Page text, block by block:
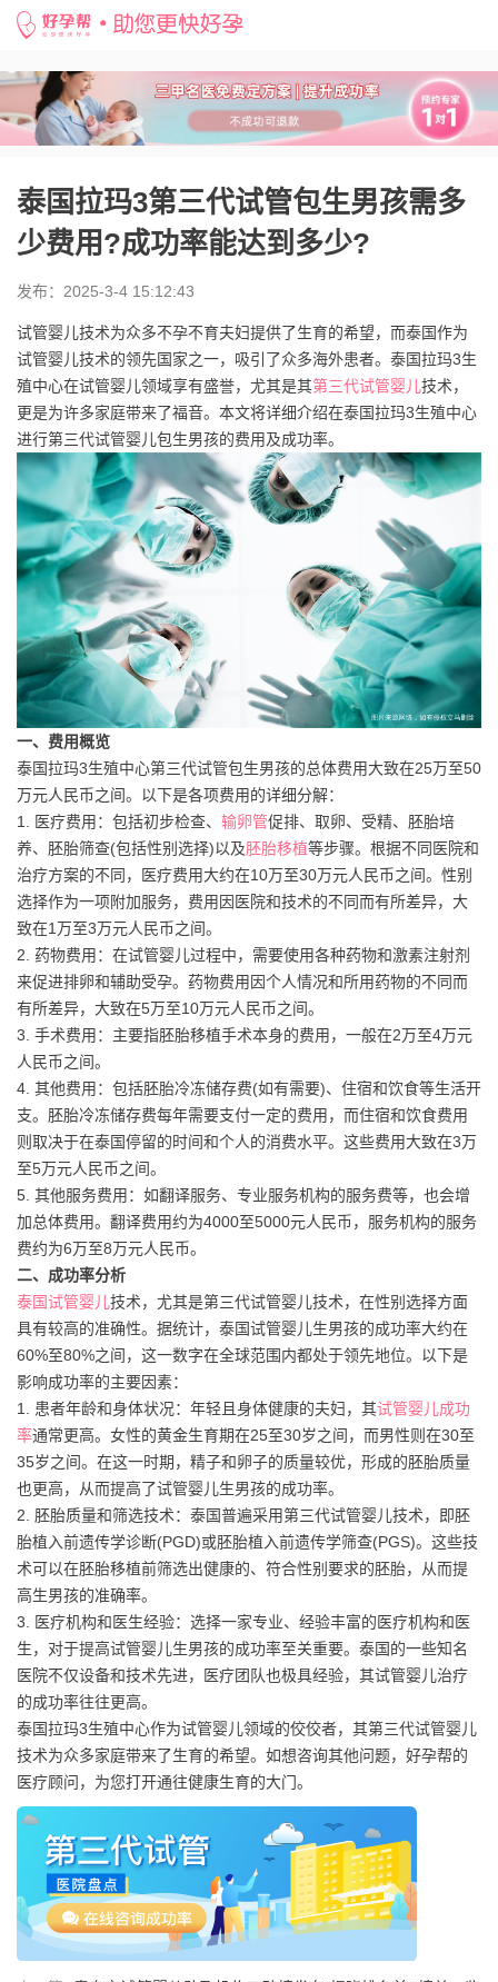
好孕帮 > 备孕知识 >
泰国拉玛3第三代试管包生男孩需多少费用?成功率能达到多少?
泰国拉玛3第三代试管包生男孩需多
少费用?成功率能达到多少?
发布：2025-3-4 15:12:43
试管婴儿技术为众多不孕不育夫妇提供了生育的希望，而泰国作为
试管婴儿技术的领先国家之一，吸引了众多海外患者。泰国拉玛3生
殖中心在试管婴儿领域享有盛誉，尤其是其第三代试管婴儿技术，
更是为许多家庭带来了福音。本文将详细介绍在泰国拉玛3生殖中心
进行第三代试管婴儿包生男孩的费用及成功率。
一、费用概览
泰国拉玛3生殖中心第三代试管包生男孩的总体费用大致在25万至50
万元人民币之间。以下是各项费用的详细分解：
1. 医疗费用：包括初步检查、 输卵管促排、取卵、受精、胚胎培
养、胚胎筛查(包括性别选择)以及胚胎移植等步骤。根据不同医院和
治疗方案的不同，医疗费用大约在10万至30万元人民币之间。性别
选择作为一项附加服务，费用因医院和技术的不同而有所差异，大
致在1万至3万元人民币之间。
2. 药物费用：在试管婴儿过程中，需要使用各种药物和激素注射剂
来促进排卵和辅助受孕。药物费用因个人情况和所用药物的不同而
有所差异，大致在5万至10万元人民币之间。
3. 手术费用：主要指胚胎移植手术本身的费用，一般在2万至4万元
人民币之间。
4. 其他费用：包括胚胎冷冻储存费(如有需要)、住宿和饮食等生活开
支。胚胎冷冻储存费每年需要支付一定的费用，而住宿和饮食费用
则取决于在泰国停留的时间和个人的消费水平。这些费用大致在3万
至5万元人民币之间。
5. 其他服务费用：如翻译服务、专业服务机构的服务费等，也会增
加总体费用。翻译费用约为4000至5000元人民币，服务机构的服务
费约为6万至8万元人民币。
二、成功率分析
泰国试管婴儿技术，尤其是第三代试管婴儿技术，在性别选择方面
具有较高的准确性。据统计，泰国试管婴儿生男孩的成功率大约在
60%至80%之间，这一数字在全球范围内都处于领先地位。以下是
影响成功率的主要因素：
1. 患者年龄和身体状况：年轻且身体健康的夫妇，其试管婴儿成功
率通常更高。女性的黄金生育期在25至30岁之间，而男性则在30至
35岁之间。在这一时期，精子和卵子的质量较优，形成的胚胎质量
也更高，从而提高了试管婴儿生男孩的成功率。
2. 胚胎质量和筛选技术：泰国普遍采用第三代试管婴儿技术，即胚
胎植入前遗传学诊断(PGD)或胚胎植入前遗传学筛查(PGS)。这些技
术可以在胚胎移植前筛选出健康的、符合性别要求的胚胎，从而提
高生男孩的准确率。
3. 医疗机构和医生经验：选择一家专业、经验丰富的医疗机构和医
生，对于提高试管婴儿生男孩的成功率至关重要。泰国的一些知名
医院不仅设备和技术先进，医疗团队也极具经验，其试管婴儿治疗
的成功率往往更高。
泰国拉玛3生殖中心作为试管婴儿领域的佼佼者，其第三代试管婴儿
技术为众多家庭带来了生育的希望。如想咨询其他问题，好孕帮的
医疗顾问，为您打开通往健康生育的大门。